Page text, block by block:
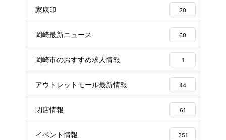
家康印 30
岡崎最新ニュース 60
岡崎市のおすすめ求人情報 1
アウトレットモール最新情報 44
閉店情報 61
イベント情報 251